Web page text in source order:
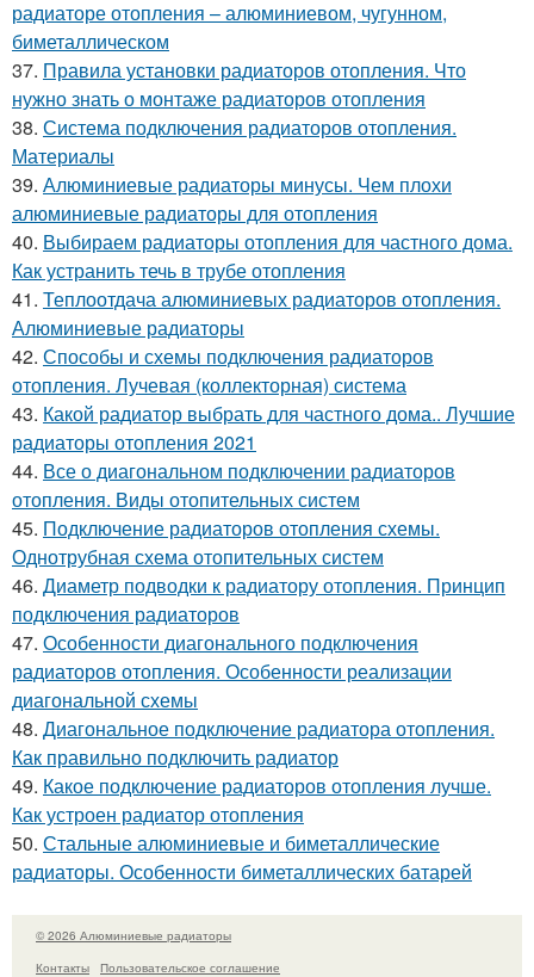
радиаторе отопления – алюминиевом, чугунном,
биметаллическом
37. Правила установки радиаторов отопления. Что
нужно знать о монтаже радиаторов отопления
38. Система подключения радиаторов отопления.
Материалы
39. Алюминиевые радиаторы минусы. Чем плохи
алюминиевые радиаторы для отопления
40. Выбираем радиаторы отопления для частного дома.
Как устранить течь в трубе отопления
41. Теплоотдача алюминиевых радиаторов отопления.
Алюминиевые радиаторы
42. Способы и схемы подключения радиаторов
отопления. Лучевая (коллекторная) система
43. Какой радиатор выбрать для частного дома.. Лучшие
радиаторы отопления 2021
44. Все о диагональном подключении радиаторов
отопления. Виды отопительных систем
45. Подключение радиаторов отопления схемы.
Однотрубная схема отопительных систем
46. Диаметр подводки к радиатору отопления. Принцип
подключения радиаторов
47. Особенности диагонального подключения
радиаторов отопления. Особенности реализации
диагональной схемы
48. Диагональное подключение радиатора отопления.
Как правильно подключить радиатор
49. Какое подключение радиаторов отопления лучше.
Как устроен радиатор отопления
50. Стальные алюминиевые и биметаллические
радиаторы. Особенности биметаллических батарей
© 2026 Алюминиевые радиаторы
Контакты
Пользовательское соглашение